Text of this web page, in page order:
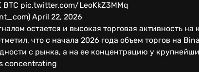
BTC pic.twitter.com/LeoKkZ3MMq
April 22, 2026
остается и высокая торговая активность
что с начала 2026 года объем торгов на
с рынка, а на ее концентрацию у
concentrating